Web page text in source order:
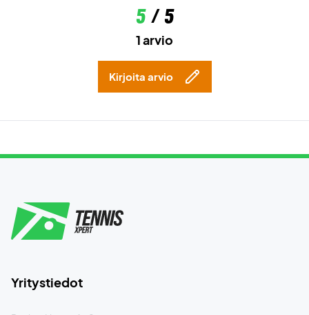
5/ 5
1 arvio
Kirjoita arvio
Yritystiedot